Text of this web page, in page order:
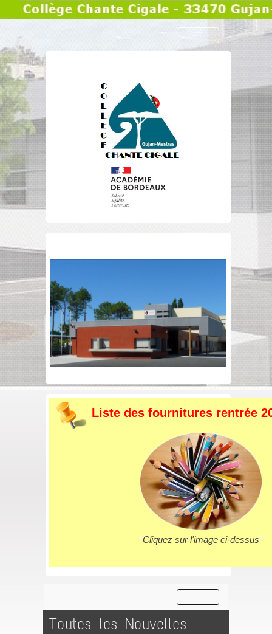
Liste des fournitures rentrée
*Cliquez sur l'image ci-dessus*
Toutes les Nouvelles